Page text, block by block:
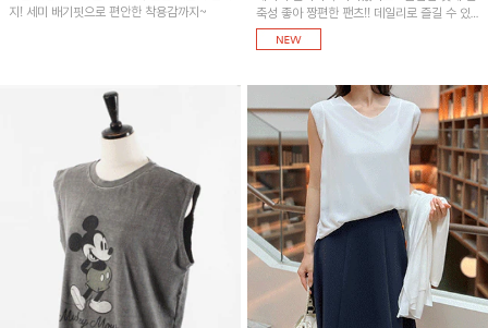
지! 세미 배기핏으로 편안한 착용감까지~
축성 좋아 짱편한 팬츠!! 데일리로 즐길 수 있
는 기본 컬러들로 준비했어요~